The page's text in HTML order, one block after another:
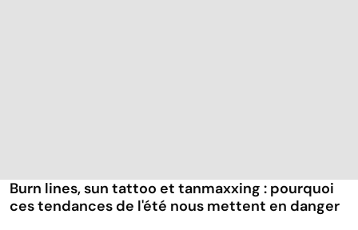
Burn lines, sun tattoo et tanmaxxing : pourquoi
ces tendances de l'été nous mettent en danger